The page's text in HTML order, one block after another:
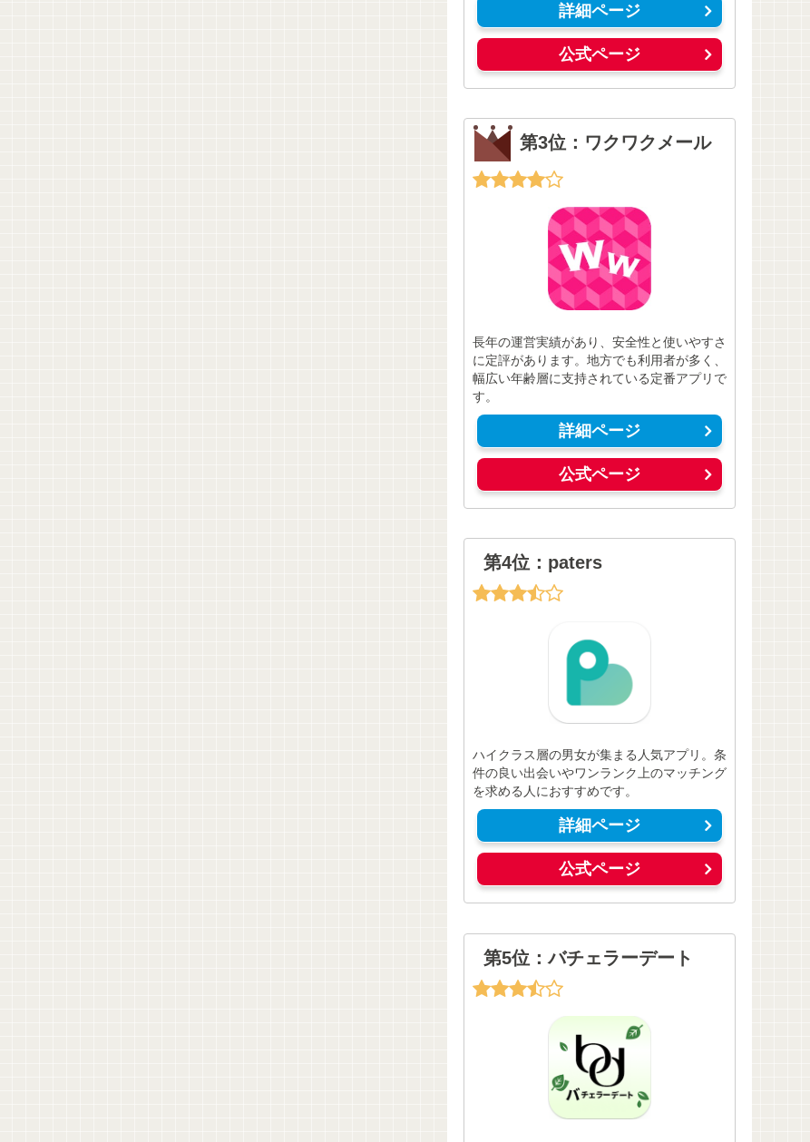
詳細ページ
公式ページ
第3位：ワクワクメール
長年の運営実績があり、安全性と使いやすさ
に定評があります。地方でも利用者が多く、
幅広い年齢層に支持されている定番アプリで
す。
詳細ページ
公式ページ
第4位：paters
ハイクラス層の男女が集まる人気アプリ。条
件の良い出会いやワンランク上のマッチング
を求める人におすすめです。
詳細ページ
公式ページ
第5位：バチェラーデート